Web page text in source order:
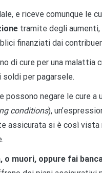
e riceve comunque le
tramite degli
finanziati dai
di cure per una malattia
soldi per pagarsele.
possono negare le cure a
conditions),
assicurata si è così vista
o muori, oppure fai